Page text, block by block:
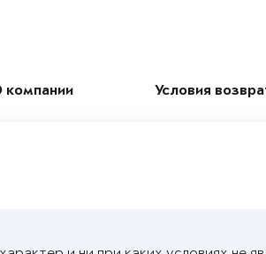
компании Условия